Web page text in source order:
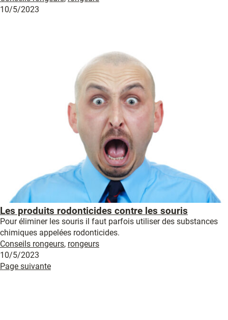
10/5/2023
Les produits rodonticides contre les souris
Pour éliminer les souris il faut parfois utiliser des substances
chimiques appelées rodonticides.
Conseils rongeurs, rongeurs
10/5/2023
Page suivante